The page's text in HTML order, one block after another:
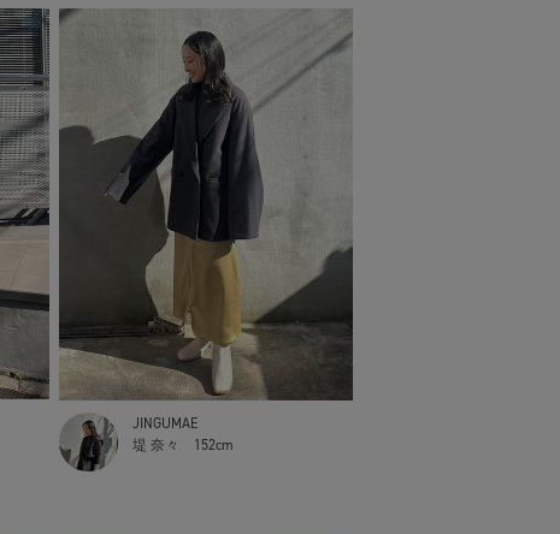
JINGUMAE
堤 奈々
152cm